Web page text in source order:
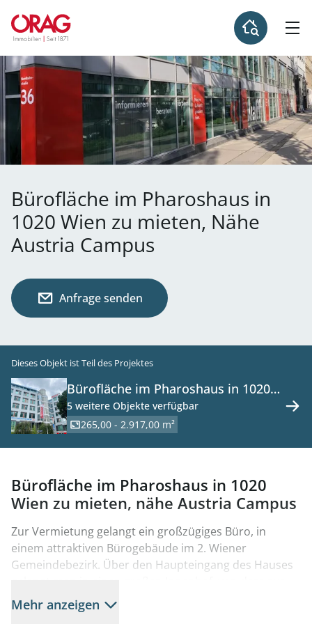
Bürofläche im Pharoshaus in
1020 Wien zu mieten, Nähe
Austria Campus
Anfrage senden
Dieses Objekt ist Teil des Projektes
Bürofläche im Pharoshaus in 1020
Wien zu mieten, Nähe Austria
Campus
5 weitere Objekte verfügbar
265,00 - 2.917,00 m²
Bürofläche im Pharoshaus in 1020
Wien zu mieten, nähe Austria Campus
Zur Vermietung gelangt ein großzügiges Büro, in
einem attraktiven Bürogebäude im 2. Wiener
Gemeindebezirk. Über den Haupteingang des Hauses
mehrere Stiegenhäuser zu den Büroflächen führen.
Die Raumaufteilung der Büroflächen ist flexibel
Mehr anzeigen